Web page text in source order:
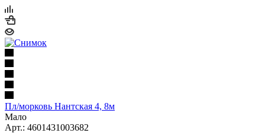
Пл/морковь Нантская 4, 8м
Мало
Арт.: 4601431003682